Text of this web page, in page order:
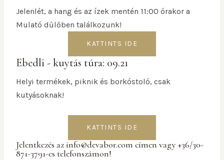
Jelenlét, a hang és az ízek mentén 11:00 órakor a
Mulató dűlőben találkozunk!
KATTINTS IDE
Ebedli - kuytás túra: 09.21
Helyi termékek, piknik és borkóstoló, csak
kutyásoknak!
KATTINTS IDE
Jelentkezés az info@devabor.com címen vagy +36/30-
871-3791-es telefonszámon!